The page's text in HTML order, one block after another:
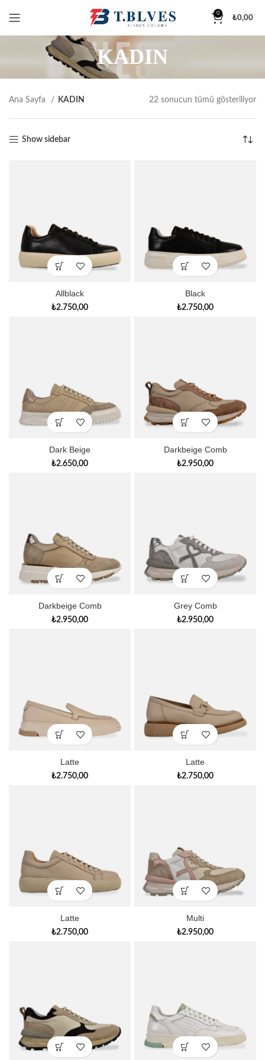
0
₺0,00
KADIN
Ana Sayfa KADIN 22 sonucun tümü gösteriliyor
Show sidebar
Allblack
₺2.750,00
Black
₺2.750,00
Dark Beige
₺2.650,00
Darkbeige Comb
₺2.950,00
Darkbeige Comb
₺2.950,00
Grey Comb
₺2.950,00
Latte
₺2.750,00
Latte
₺2.750,00
Latte
₺2.750,00
Multi
₺2.950,00